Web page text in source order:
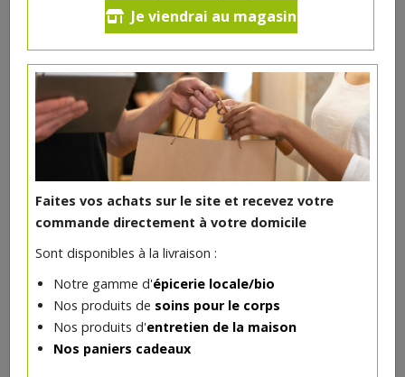
Je viendrai au magasin
Faites vos achats sur le site et recevez votre
commande directement à votre domicile
Sont disponibles à la livraison :
Notre gamme d'épicerie locale/bio
Nos produits de soins pour le corps
Nos produits d'entretien de la maison
Nos paniers cadeaux
DANS LA MÊME CATÉGORIE ...
Epicerie> Sucré>Chocolats